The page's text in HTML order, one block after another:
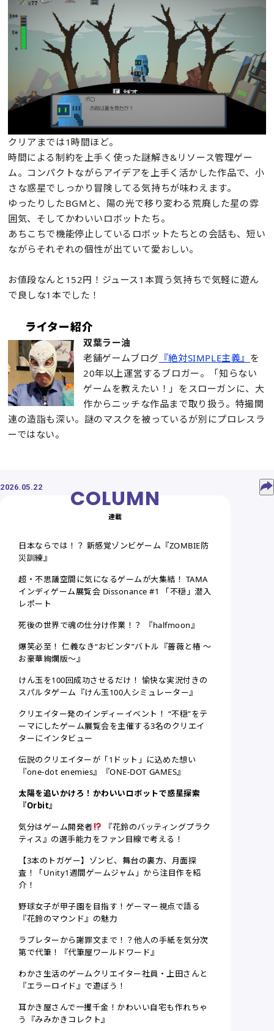
クリアまでは1時間ほど。
時間による制約を上手く使った謎解き&リソース管理ゲー
ム。コンパクトながらアイデアを上手く活かした作品で、小
さな惑星でしっかり冒険してる気持ちが味わえます。
ゆったりしたBGMと、陽の光で移り変わる荒廃した星の雰
囲気、そしてかわいいロボットたち。
あちこちで機能停止しているロボットたちとの会話も、短い
ながらそれぞれの個性が出ていて愛おしい。
お値段なんと152円！ジュース1本買う気持ちで気軽に遊ん
で良しな1本でした！
ライター紹介
双葉ラー油
老舗ゲームブログ 『絶対SIMPLE主義』 を
20年以上運営するブロガー。「知らない
ゲームを教えたい！」をスローガンに、大
作からニッチな作品まで取り扱う。特撮関
連の造詣も深い。謎のマスクを被っているが別にプロレスラ
ーではない。
2026.05.22
連載
日本ならでは！？ 新感覚ゾンビゲーム『ZOMBIE防
災訓練』
超・不思議空間に気になるゲームが大集結！ TAMA
インディゲーム展覧会 Dissonance #1 「不穏」潜入
レポート
死後の世界で魂の仕分け作業！？ 『halfmoon』
爆笑必至！ 仁義なき“おビンタ”バトル『薔薇と椿 〜
お豪華絢爛版〜』
けん玉を100回成功させるだけ！ 愉快な実況付きの
スパルタゲーム『けん玉100人シミュレーター』
クリエイター発のインディーイベント！ “不穏”をテ
ーマにしたゲーム展覧会を主催する3名のクリエイ
ターにインタビュー
伝説のクリエイターが「1ドット」に込めた想い
『one-dot enemies』『ONE-DOT GAMES』
太陽を追いかけろ！かわいいロボットで惑星探索
『Orbit』
気分はゲーム開発者
『花鈴のバッティングプラク
ティス』の選手能力をファン目線で考える！
【3本のトガゲー】ゾンビ、舞台の裏方、月面探
査！「Unity1週間ゲームジャム」から注目作を紹
介！
野球女子が甲子園を目指す！ゲーマー視点で語る
『花鈴のマウンド』の魅力
ラブレターから謝罪文まで！？他人の手紙を気分次
第で代筆！『代筆屋ワールドワード』
わかさ生活のゲームクリエイター社員・上田さんと
『エラーロイド』で遊ぼう！
耳かき屋さんで一攫千金！かわいい自宅も作れちゃ
う『みみかきコレクト』